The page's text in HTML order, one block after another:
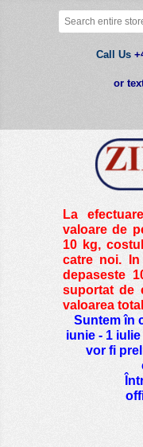
Call Us
or
La
valoare de
10 kg,
catre noi.
depaseste
suportat de
valoarea
Suntem în
iunie - 1
vor fi